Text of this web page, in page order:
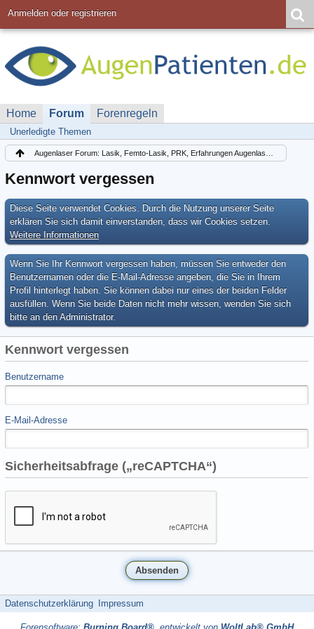
Anmelden oder registrieren
Home Forum Forenregeln
Unerledigte Themen
Augenlaser Forum: Lasik, Femto-Lasik, PRK, Erfahrungen Augenlasern Lasek
Kennwort vergessen
Diese Seite verwendet Cookies. Durch die Nutzung unserer Seite
erklären Sie sich damit einverstanden, dass wir Cookies setzen.
Weitere Informationen
Wenn Sie Ihr Kennwort vergessen haben, müssen Sie entweder den
Benutzernamen oder die E-Mail-Adresse angeben, die Sie in Ihrem
Profil hinterlegt haben. Sie können dabei nur eines der beiden Felder
ausfüllen. Wenn Sie beide Daten nicht mehr wissen, wenden Sie sich
bitte an den Administrator.
Kennwort vergessen
Benutzername
E-Mail-Adresse
Sicherheitsabfrage („reCAPTCHA“)
Datenschutzerklärung Impressum